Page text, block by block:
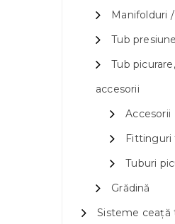
Manifolduri
Tub presiune
Tub
accesorii
Accesorii
Fittinguri
Tuburi
Grădină
Sisteme ceață